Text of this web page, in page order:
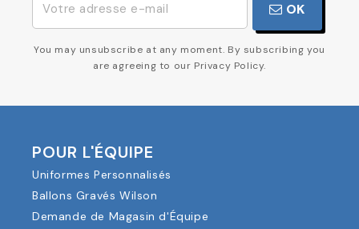
OK
You may unsubscribe at any moment. By subscribing you
are agreeing to our Privacy Policy.
POUR L'ÉQUIPE
Uniformes Personnalisés
Ballons Gravés Wilson
Demande de Magasin d'Équipe